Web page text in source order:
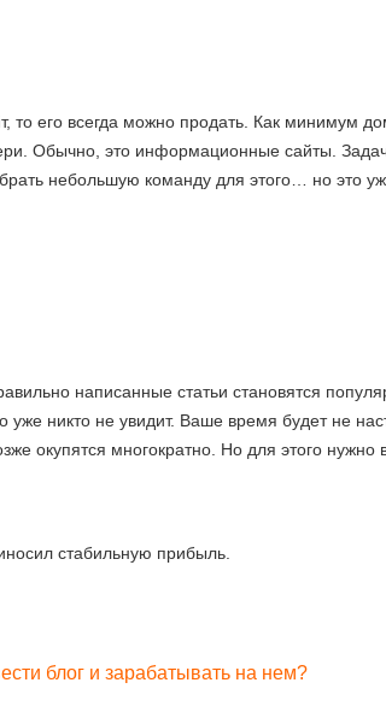
то его всегда можно продать. Как
Обычно, это информационные сайты.
небольшую команду для этого… но это
написанные статьи становятся
никто не увидит. Ваше время будет не
окупятся многократно. Но для этого
стабильную прибыль.
блог и зарабатывать на нем?